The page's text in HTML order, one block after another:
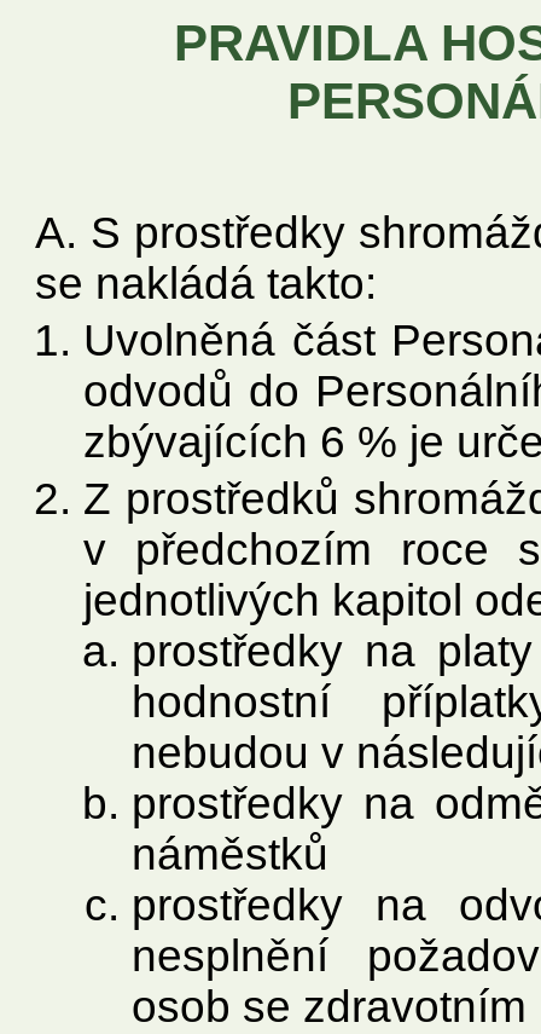
PRAVIDLA
A. S prostředky
se nakládá takto:
Uvolněná část
odvodů do
zbývajících 6 % je
Z prostředků
v předchozím roce
jednotlivých kapitol
prostředky na
hodnostní
nebudou v
prostředky na
náměstků
prostředky na
nesplnění
osob se